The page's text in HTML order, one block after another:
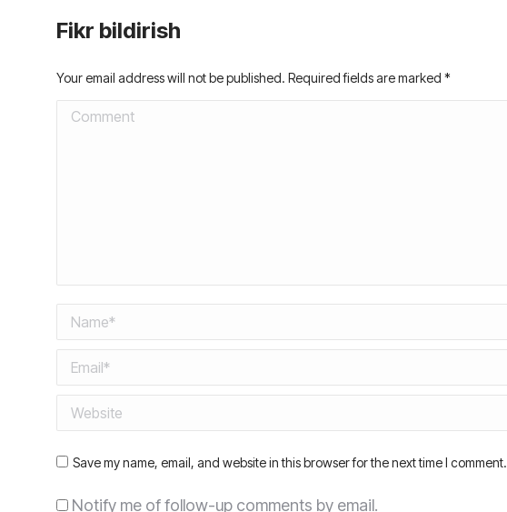
Fikr bildirish
Your email address will not be published. Required fields are marked *
Comment
Name *
Email *
Website
Save my name, email, and website in this browser for the next time I comment.
Notify me of follow-up comments by email.